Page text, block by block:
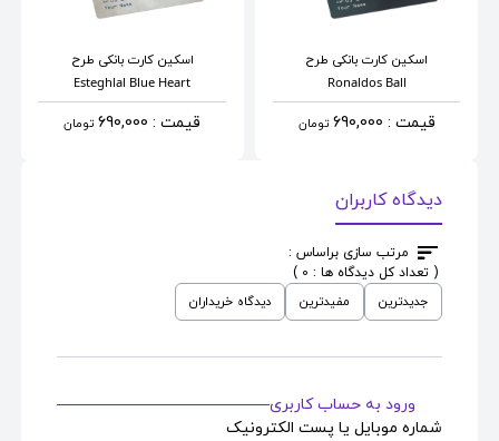
اسکین کارت بانکیطرح
Ronaldos Ball
قیمت : 690,000 تومان
اسکین کارت بانکی طرح
Esteghlal Blue Heart
قیمت : 690,000 تومان
دیدگاه کاربران
مرتب سازی براساس :
( تعداد کل دیدگاه ها : 0 )
جدیدترین
مفیدترین دیدگاه خریداران
ورود به حساب کاربری
شماره موبایل یا پست الکترونیک